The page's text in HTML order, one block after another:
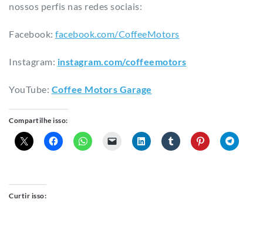
nossos perfis nas redes sociais:
Facebook: facebook.com/CoffeeMotors
Instagram: instagram.com/coffeemotors​
YouTube: Coffee Motors Garage
Compartilhe isso:
Curtir isso: